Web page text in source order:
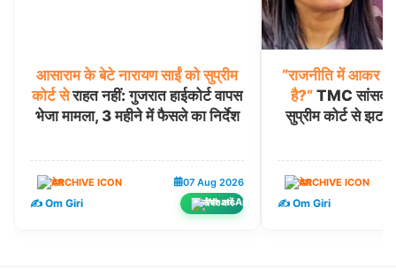
आसाराम के बेटे नारायण साईं को सुप्रीम
कोर्ट सेराहत नहीं: गुजरात हाईकोर्ट वापस
भेजा मामला, 3 महीने में फैसले का निर्देश
देश 07 Aug 2026
✍️ Om Giri शेयर करें
“राजनीति में आकर
है?” TMC सांसद
सुप्रीम कोर्ट से
देश
✍️ Om Giri